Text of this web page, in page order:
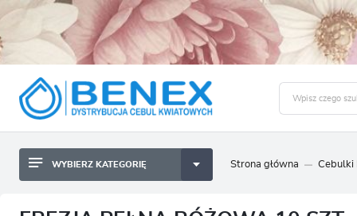
BYLINY SADZONKI BULWY
WYBIERZ KATEGORIĘ Strona główna Cebulki